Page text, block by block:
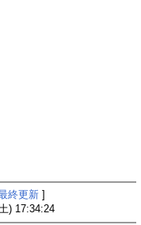
終更新]
) 17:34:24